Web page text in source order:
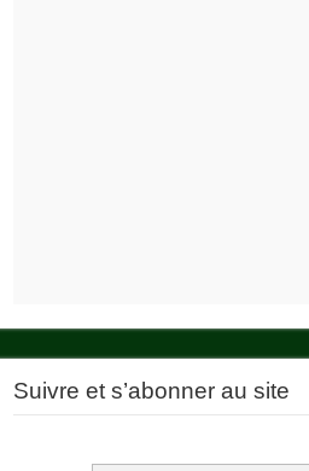
Suivre et s’abonner au site